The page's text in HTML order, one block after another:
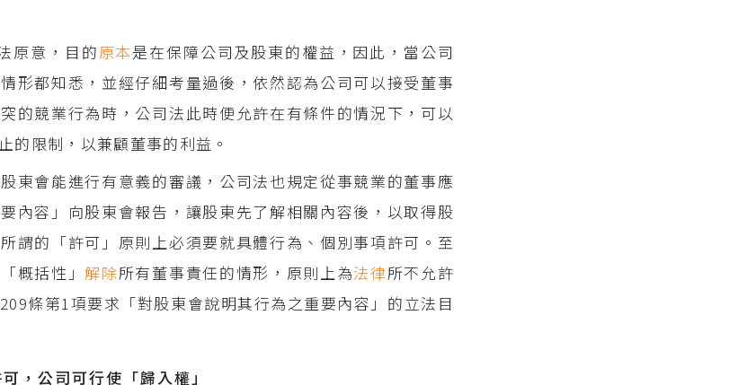
原意，目的原本是在保障公司及股東的權益，因此，當公司
形都知悉，並經仔細考量過後，依然認為公司可以接受董事
的競業行為時，公司法此時便允許在有條件的情況下，可以
的限制，以兼顧董事的利益。
東會能進行有意義的審議，公司法也規定從事競業的董事應
內容」向股東會報告，讓股東先了解相關內容後，以取得股
謂的「許可」原則上必須要就具體行為、個別事項許可。至
概括性」解除所有董事責任的情形，原則上為法律所不允許
條第1項要求「對股東會說明其行為之重要內容」的立法目
，公司可行使「歸入權」